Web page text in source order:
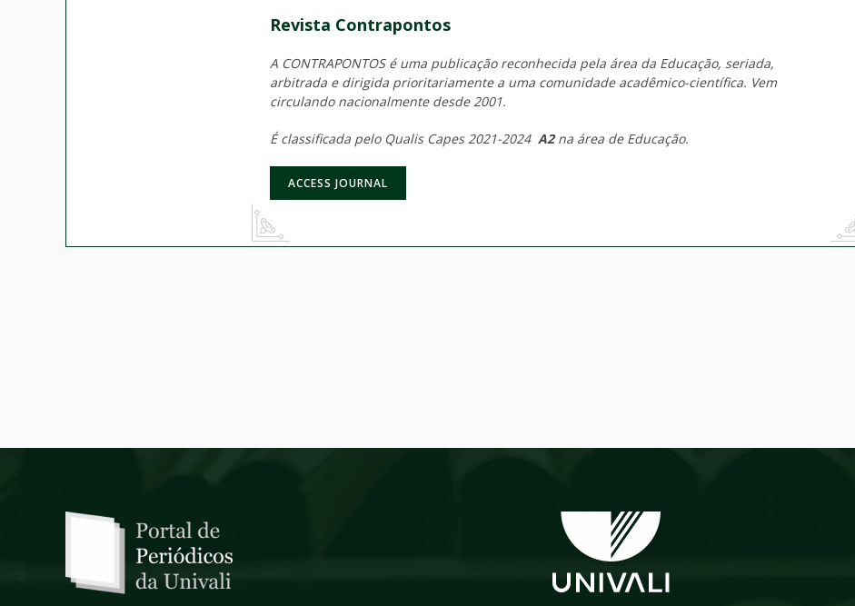
Revista Contrapontos
A CONTRAPONTOS é uma publicação reconhecida pela área da Educação, seriada,
arbitrada e dirigida prioritariamente a uma comunidade acadêmico-científica. Vem
circulando nacionalmente desde 2001.
É classificada pelo Qualis Capes 2021-2024 A2na área de Educação.
ACCESS JOURNAL